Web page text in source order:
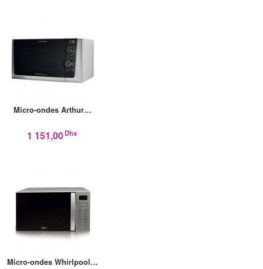
Micro-ondes Arthur…
1 151,00Dhs
Micro-ondes Whirlpool…